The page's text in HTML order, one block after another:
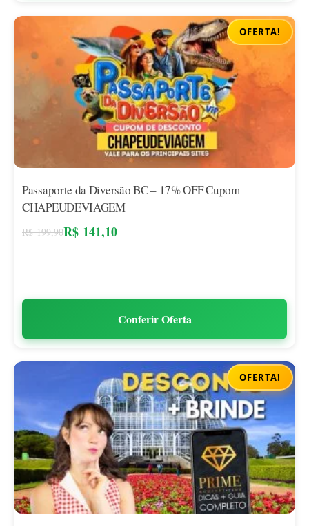
OFERTA!
Passaporte da Diversão BC – 17% OFF Cupom
CHAPEUDEVIAGEM
R$199,90R$ 141,10
Conferir Oferta
OFERTA!